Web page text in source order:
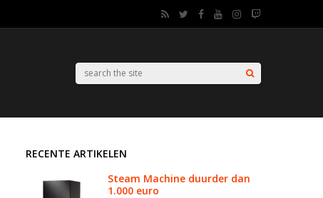
RECENTE ARTIKELEN
Steam Machine duurder dan
1.000 euro